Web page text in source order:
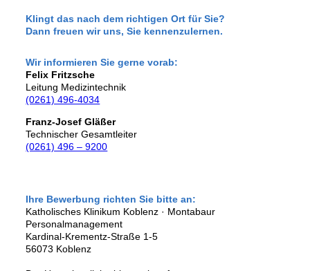
Klingt das nach dem richtigen Ort für Sie?
Dann freuen wir uns, Sie kennenzulernen.
Wir informieren Sie gerne vorab:
Felix Fritzsche
Leitung Medizintechnik
(0261) 496-4034
Franz-Josef Gläßer
Technischer Gesamtleiter
(0261) 496 – 9200
Ihre Bewerbung richten Sie bitte an:
Katholisches Klinikum Koblenz · Montabaur
Personalmanagement
Kardinal-Krementz-Straße 1-5
56073 Koblenz